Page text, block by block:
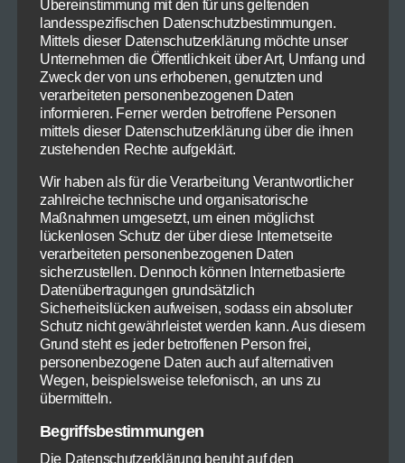
Winterkohl
Übereinstimmung mit den für uns geltenden
landesspezifischen Datenschutzbestimmungen.
Mittels dieser Datenschutzerklärung möchte unser
Unternehmen die Öffentlichkeit über Art, Umfang und
Zweck der von uns erhobenen, genutzten und
verarbeiteten personenbezogenen Daten
informieren. Ferner werden betroffene Personen
mittels dieser Datenschutzerklärung über die ihnen
zustehenden Rechte aufgeklärt.
Wir haben als für die Verarbeitung Verantwortlicher
zahlreiche technische und organisatorische
Maßnahmen umgesetzt, um einen möglichst
lückenlosen Schutz der über diese Internetseite
verarbeiteten personenbezogenen Daten
sicherzustellen. Dennoch können Internetbasierte
Datenübertragungen grundsätzlich
Sicherheitslücken aufweisen, sodass ein absoluter
Schutz nicht gewährleistet werden kann. Aus diesem
Grund steht es jeder betroffenen Person frei,
personenbezogene Daten auch auf alternativen
Wegen, beispielsweise telefonisch, an uns zu
übermitteln.
Begriffsbestimmungen
Die Datenschutzerklärung beruht auf den